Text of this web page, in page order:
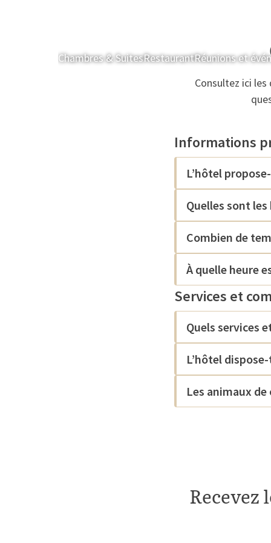
Chambres & SuitesRestaurantRéunions et
Consultez ici
Informations
L’hôtel
Quelles sont
Combien de
À quelle heure
Services et
Quels services
L’hôtel
Les animaux
Recevez